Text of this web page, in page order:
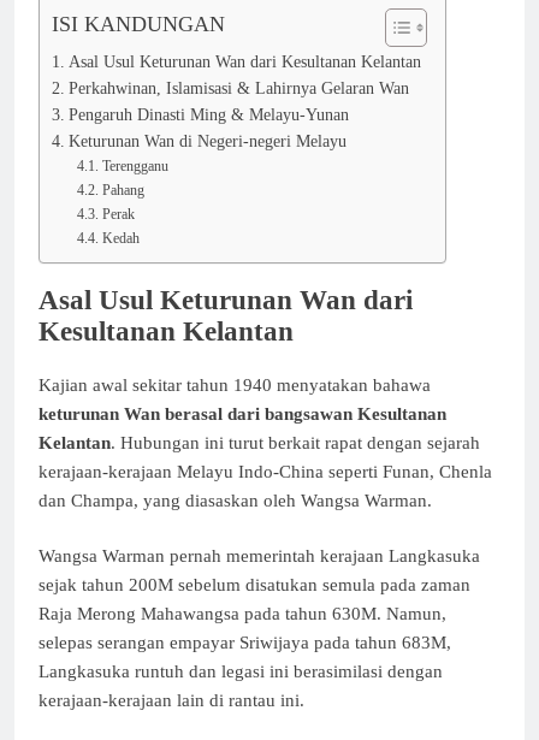
ISI KANDUNGAN
Asal Usul Keturunan Wan dari Kesultanan Kelantan
Perkahwinan, Islamisasi & Lahirnya Gelaran Wan
Pengaruh Dinasti Ming & Melayu-Yunan
Keturunan Wan di Negeri-negeri Melayu
Terengganu
Pahang
Perak
Kedah
Asal Usul Keturunan Wan dari
Kesultanan Kelantan
Kajian awal sekitar tahun 1940 menyatakan bahawa
keturunan Wan berasal dari bangsawan Kesultanan
Kelantan. Hubungan ini turut berkait rapat dengan sejarah
kerajaan-kerajaan Melayu Indo-China seperti Funan, Chenla
dan Champa, yang diasaskan oleh Wangsa Warman.
Wangsa Warman pernah memerintah kerajaan Langkasuka
sejak tahun 200M sebelum disatukan semula pada zaman
Raja Merong Mahawangsa pada tahun 630M. Namun,
selepas serangan empayar Sriwijaya pada tahun 683M,
Langkasuka runtuh dan legasi ini berasimilasi dengan
kerajaan-kerajaan lain di rantau ini.